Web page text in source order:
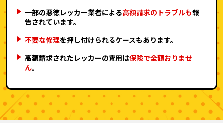
一部の悪徳レッカー業者による高額請求のトラブルも報
告されています。
不要な修理を押し付けられるケースもあります。
高額請求されたレッカーの費用は保険で全額おりませ
ん。